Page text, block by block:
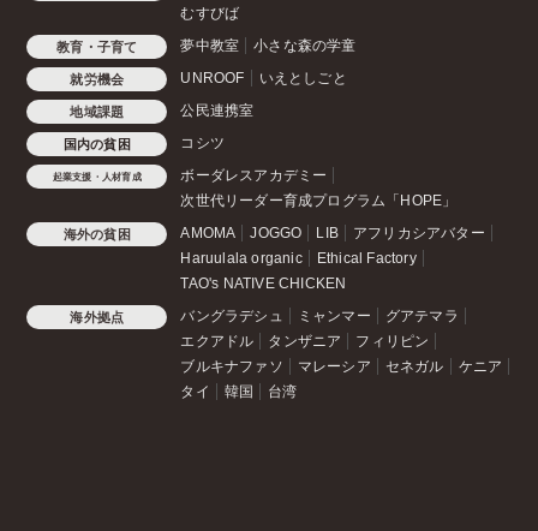
むすびば
教育・子育て 夢中教室 小さな森の学童
就労機会 UNROOF いえとしごと
地域課題 公民連携室
国内の貧困 コシツ
起業支援・人材育成
ボーダレスアカデミー
次世代リーダー育成プログラム「HOPE」
海外の貧困 AMOMA JOGGO LIB
アフリカシアバター
Haruulala organic
Ethical Factory
TAO's NATIVE CHICKEN
海外拠点 バングラデシュ ミャンマー
グアテマラ
エクアドル
タンザニア
フィリピン
ブルキナファソ
マレーシア セネガル
ケニア
タイ
韓国 台湾